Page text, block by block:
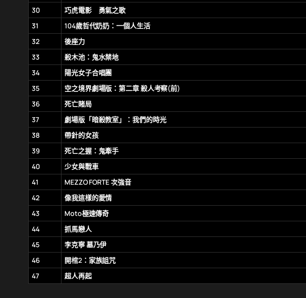
30
巧虎電影 勇氣之歌
31
104歲哲代奶奶：一個人生活
32
後座力
33
殺木池：鬼水禁地
34
陽光女子合唱團
35
空之境界劇場版：第二章 殺人考察(前)
36
死亡賭局
37
劇場版「暗殺教室」：我們的時光
38
帶針的女孩
39
死亡之握：鬼牽手
40
少女與戰車
41
MEZZO FORTE 次強音
42
像我這樣的愛情
43
Moto極速傳奇
44
抓馬戀人
45
李克寧 墓乃伊
46
開棺2：家族詛咒
47
超人再起